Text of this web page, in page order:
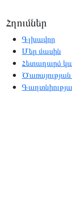
Հղումներ
Գլխավոր
Մեր մասին
Հետադարձ